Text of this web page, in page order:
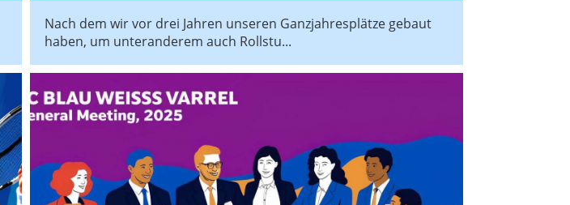
Nach dem wir vor drei Jahren unseren Ganzjahresplätze gebaut
haben, um unteranderem auch Rollstu...